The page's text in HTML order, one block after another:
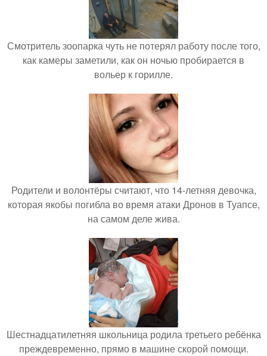
Смотритель зоопарка чуть не потерял работу после того,
как камеры заметили, как он ночью пробирается в
вольер к горилле.
Родители и волонтёры считают, что 14-летняя девочка,
которая якобы погибла во время атаки Дронов в Туапсе,
на самом деле жива.
Шестнадцатилетняя школьница родила третьего ребёнка
преждевременно, прямо в машине скорой помощи.